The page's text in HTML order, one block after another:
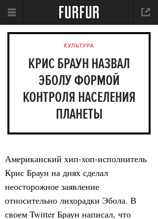
КУЛЬТУРА
КРИС БРАУН НАЗВАЛ
ЭБОЛУ ФОРМОЙ
КОНТРОЛЯ НАСЕЛЕНИЯ
ПЛАНЕТЫ
Американский хип-хоп-исполнитель
Крис Браун на днях сделал
неосторожное заявление
относительно лихорадки Эбола. В
своем Twitter Браун написал, что